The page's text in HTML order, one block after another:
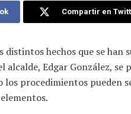
Compartir en
hechos que se han
alcalde, Edgar González,
procedimientos pueden